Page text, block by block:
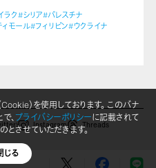
ラク#シリア#パレスチナ
モール#フィリピン#ウクライナ
Instagram
Threads
All Right Reserved.
）を使用しております。 このバナ
、プライバシーポリシーに記載されて
とさせていただきます。
じる